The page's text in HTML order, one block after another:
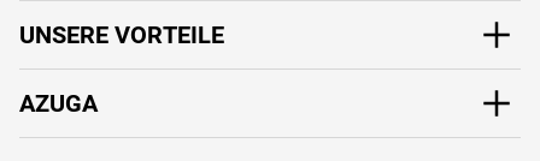
UNSERE VORTEILE
AZUGA